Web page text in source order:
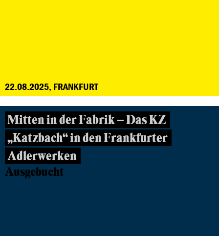
22.08.2025, FRANKFURT
Mitten in der Fabrik – Das KZ
„Katzbach“ in den Frankfurter
Adlerwerken
Ausgebucht